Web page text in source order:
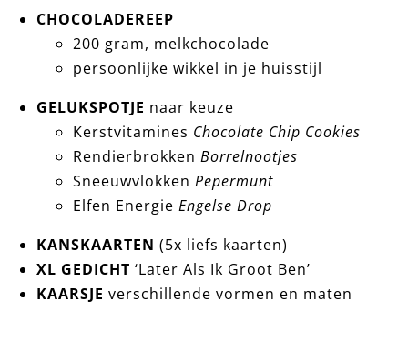
CHOCOLADEREEP
200 gram, melkchocolade
persoonlijke wikkel in je huisstijl
GELUKSPOTJE naar keuze
Kerstvitamines Chocolate Chip Cookies
Rendierbrokken Borrelnootjes
Sneeuwvlokken Pepermunt
Elfen Energie Engelse Drop
KANSKAARTEN (5x liefs kaarten)
XL GEDICHT ‘Later Als Ik Groot Ben’
KAARSJE verschillende vormen en maten